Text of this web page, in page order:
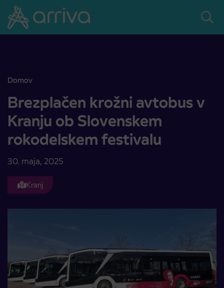
Skoči na vsebino
Domov
Brezplačen krožni avtobus v Kranju ob Slovenskem rokodelskem
Brezplačen krožni avtobus v
Kranju ob Slovenskem
rokodelskem festivalu
30. maja, 2025
Kranj